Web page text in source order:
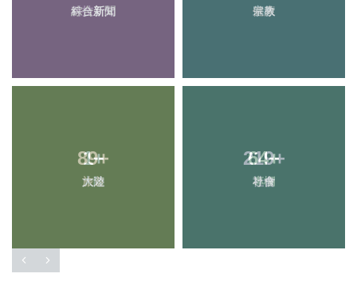
科技新知 健康
1+
大陸
64+
專欄